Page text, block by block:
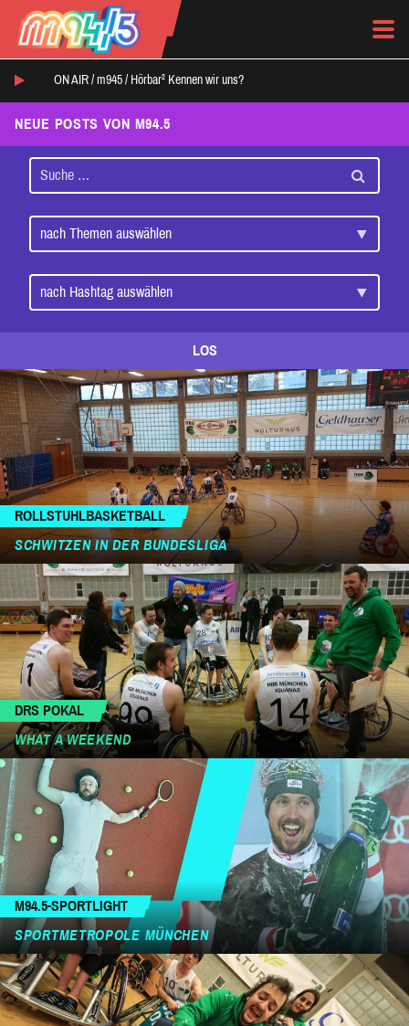
ON AIR / m945 / Hörbar² Kennen wir uns?
NEUE POSTS VON M94.5
LOS
ROLLSTUHLBASKETBALL
SCHWITZEN IN DER BUNDESLIGA
DRS POKAL
WHAT A WEEKEND
M94.5-SPORTLIGHT
SPORTMETROPOLE MÜNCHEN